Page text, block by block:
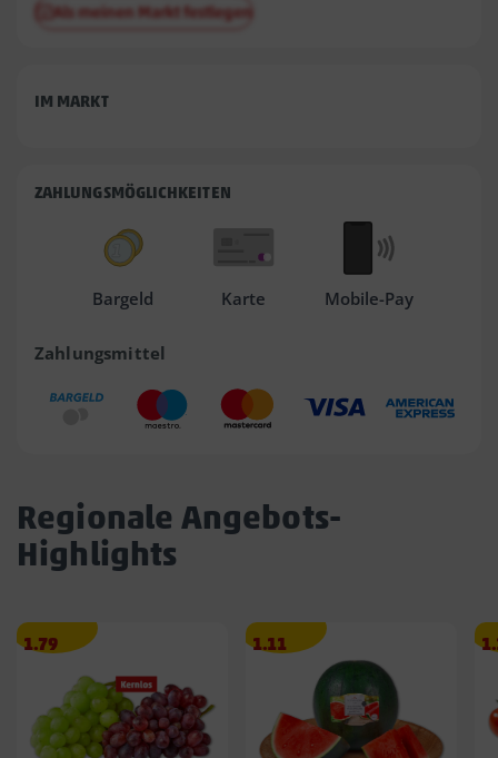
Als meinen Markt festlegen
IM MARKT
ZAHLUNGSMÖGLICHKEITEN
Bargeld Karte Mobile-Pay
Zahlungsmittel
Regionale Angebots-
Highlights
Angebotspreis
1.79
1.79
Angebotspreis
1.11
1.11